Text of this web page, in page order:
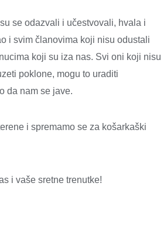
se odazvali i učestvovali, hvala i
i svim članovima koji nisu odustali
koji su iza nas. Svi oni koji nisu
poklone, mogu to uraditi
da nam se jave.
i spremamo se za košarkaški
i vaše sretne trenutke!